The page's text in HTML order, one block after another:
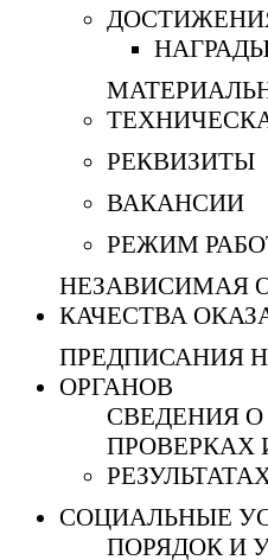
РЕКВИЗИТЫ
ВАКАНСИИ
РЕЖИМ
НЕЗАВИСИМАЯ
КАЧЕСТВА
ПРЕДПИСАНИЯ
ОРГАНОВ
СВЕДЕНИЯ
ПРОВЕРКАХ
СОЦИАЛЬНЫЕ
ПОРЯДОК И